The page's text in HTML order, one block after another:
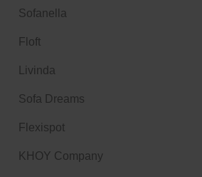
Sofanella
Floft
Livinda
Sofa Dreams
Flexispot
KHOY Company